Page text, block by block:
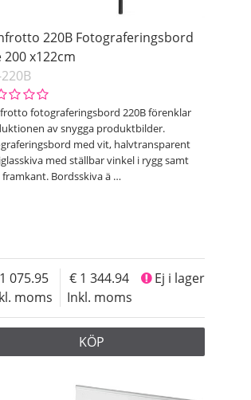
220B Fotograferingsbord
200 x122cm
fotograferingsbord 220B förenklar
av snygga produktbilder.
med vit, halvtransparent
med ställbar vinkel i rygg samt
Bordsskiva ä …
moms
1 075.95
Inkl. moms
1 344.94 Ej i lager
KÖP